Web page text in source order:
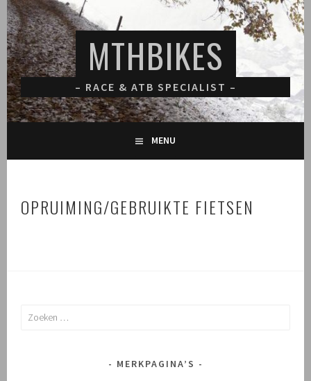
Spring
naar
inhoud
MTHBIKES
– RACE & ATB SPECIALIST –
MENU
OPRUIMING/GEBRUIKTE FIETSEN
Zoeken
MERKPAGINA’S